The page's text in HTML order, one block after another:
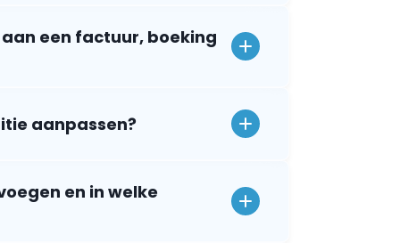
een factuur, boeking
aanpassen?
en in welke